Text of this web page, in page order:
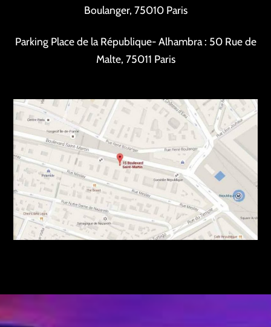
Boulanger, 75010 Paris
Parking Place de la République- Alhambra : 50 Rue de
Malte, 75011 Paris